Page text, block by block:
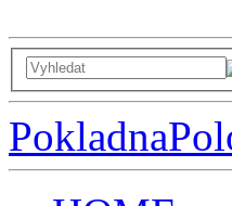
Pokladna